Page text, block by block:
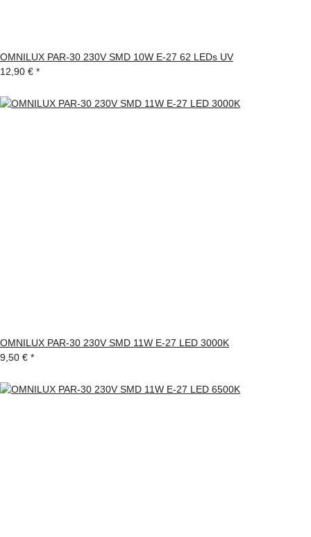
OMNILUX PAR-30 230V SMD 10W E-27 62 LEDs UV
12,90 € *
OMNILUX PAR-30 230V SMD 11W E-27 LED 3000K
9,50 € *